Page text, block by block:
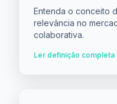
Entenda o conceito
relevância no
colaborativa.
Ler definição completa